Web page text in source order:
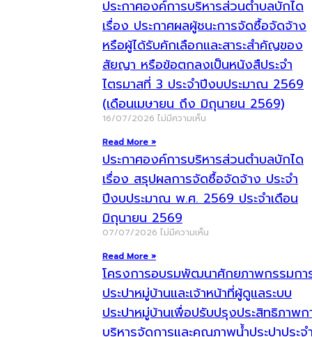
ประกาศองค์การบริหารส่วนตำบลบักได
เรื่อง ประกาศผลผู้ชนะการจัดซื้อจัดจ้าง
หรือผู้ได้รับคักเลือกและสาระสำคัญของ
สัยญา หรือข้อตกลงเป็นหนังสืประจำ
ไตรมาสที่ 3 ประจำปีงบประมาณ 2569
(เดือนเมษายน ถึง มิถุนายน 2569)
16/07/2026 ไม่มีความเห็น
Read More »
ประกาศองค์การบริหารส่วนตำบลบักได
เรื่อง สรุปผลการจัดซื้อจัดจ้าง ประจำ
ปีงบประมาณ พ.ศ. 2569 ประจำเดือน
มิถุนายน 2569
07/07/2026 ไม่มีความเห็น
Read More »
โครงการอบรมพัฒนาศักยภาพกรรมกา
ประปาหมู่บ้านและเจ้าหน้าที่ผู้ดูแลระบบ
ประปาหมู่บ้านเพื่อปรับปรุงประสิทธิภาพก
บริหารจัดการและคุณภาพน้ำประปาประจ